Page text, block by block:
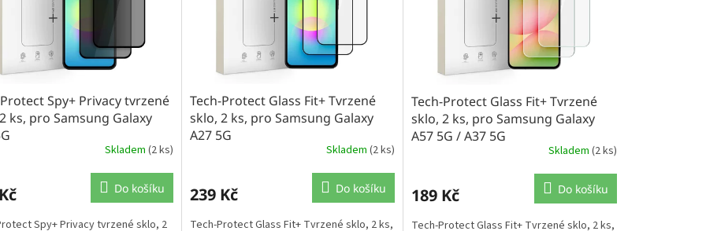
Spy+ Privacy tvrzené
ks, pro Samsung Galaxy
Skladem (2 ks)
Do košíku
Spy+ Privacy tvrzené sklo, 2
Tech-Protect Glass Fit+ Tvrzené
sklo, 2 ks, pro Samsung Galaxy
A27 5G
Skladem (2 ks)
239 Kč Do košíku
Tech-Protect Glass Fit+ Tvrzené sklo, 2 ks,
Tech-Protect Glass Fit+ Tvrzené
sklo, 2 ks, pro Samsung Galaxy
A57 5G / A37 5G
Skladem (2 ks)
189 Kč Do košíku
Tech-Protect Glass Fit+ Tvrzené sklo, 2 ks,